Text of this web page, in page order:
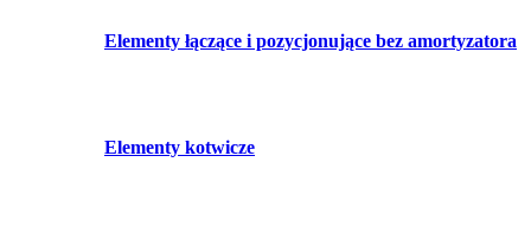
Elementy łączące i pozycjonujące bez amortyzatora
Elementy kotwicze